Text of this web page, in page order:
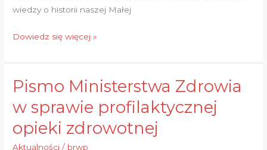
wiedzy o historii naszej Małej
Dowiedz się więcej »
Pismo Ministerstwa Zdrowia
w sprawie profilaktycznej
opieki zdrowotnej
Aktualności / brwp
Pismo
Zdrowia
w
sprawie